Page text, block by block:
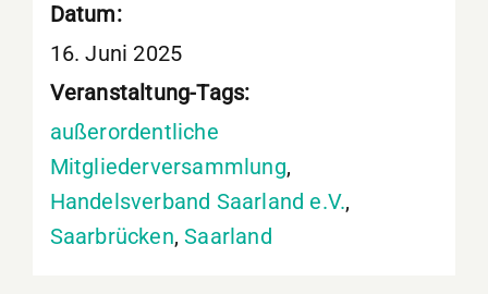
Datum:
16. Juni 2025
Veranstaltung-Tags:
außerordentliche
Mitgliederversammlung,
Handelsverband Saarland e.V.,
Saarbrücken,Saarland